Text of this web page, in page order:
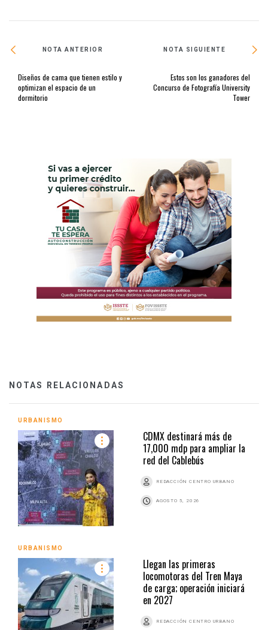
NOTA ANTERIOR
Diseños de cama que tienen estilo y
optimizan el espacio de un
dormitorio
NOTA SIGUIENTE
Estos son los ganadores del
Concurso de Fotografía University
Tower
NOTAS RELACIONADAS
URBANISMO
CDMX destinará más de
17,000 mdp para ampliar la
red del Cablebús
REDACCIÓN CENTRO URBANO
AGOSTO 5, 2026
URBANISMO
Llegan las primeras
locomotoras del Tren Maya
de carga; operación iniciará
en 2027
REDACCIÓN CENTRO URBANO